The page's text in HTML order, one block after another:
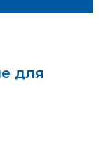
для